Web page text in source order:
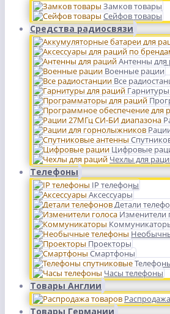
Замков товары
Сейфов товары
Средства радиосвязи
Антенны для
Военные рации
Все
Цифровые
Чехлы для
Телефоны
IP телефоны
Аксессуары
Детали
Изменители
Проекторы
Смартфоны
Часы телефоны
Товары Англии
Товары Германии